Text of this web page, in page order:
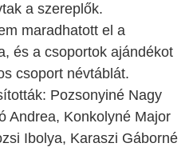
a szereplők.
maradhatott el a
és a csoportok ajándékot
csoport névtáblát.
Pozsonyiné Nagy
Andrea, Konkolyné Major
Ibolya, Karaszi Gáborné